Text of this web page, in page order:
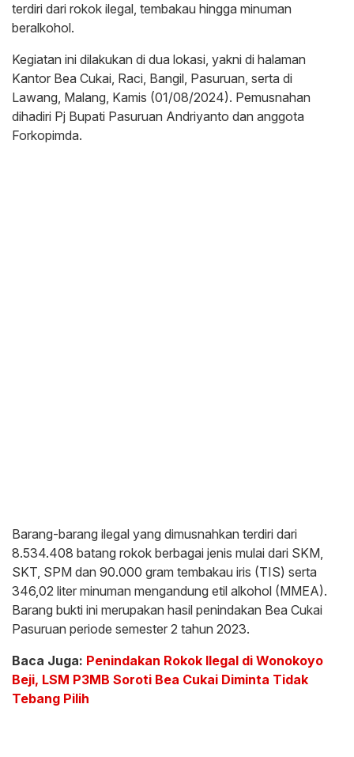
terdiri dari rokok ilegal, tembakau hingga minuman
beralkohol.
Kegiatan ini dilakukan di dua lokasi, yakni di halaman
Kantor Bea Cukai, Raci, Bangil, Pasuruan, serta di
Lawang, Malang, Kamis (01/08/2024). Pemusnahan
dihadiri Pj Bupati Pasuruan Andriyanto dan anggota
Forkopimda.
Barang-barang ilegal yang dimusnahkan terdiri dari
8.534.408 batang rokok berbagai jenis mulai dari SKM,
SKT, SPM dan 90.000 gram tembakau iris (TIS) serta
346,02 liter minuman mengandung etil alkohol (MMEA).
Barang bukti ini merupakan hasil penindakan Bea Cukai
Pasuruan periode semester 2 tahun 2023.
Baca Juga: Penindakan Rokok Ilegal di Wonokoyo
Beji, LSM P3MB Soroti Bea Cukai Diminta Tidak
Tebang Pilih